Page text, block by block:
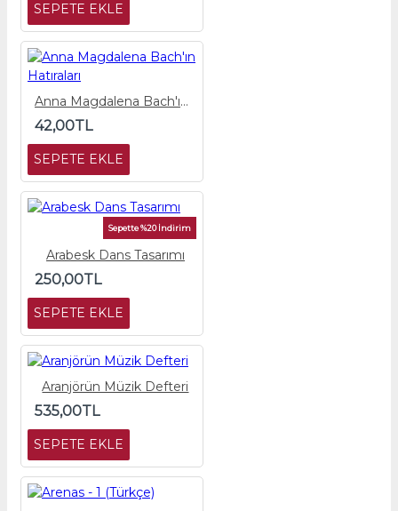
SEPETE EKLE
Anna Magdalena Bach'ın Hatıraları
42,00TL
SEPETE EKLE
Sepette %20 İndirim
Arabesk Dans Tasarımı
250,00TL
SEPETE EKLE
Aranjörün Müzik Defteri
535,00TL
SEPETE EKLE